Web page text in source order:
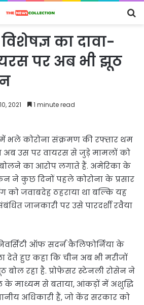
का दावा-
पर अब भी झूठ
2021 1 minute read
भले कोरोना संक्रमण की रफ्तार थम
अब उस पर वायरस से जुड़े मामलों को
का आरोप लगाते हैं. अमेरिका के
ने कुछ दिनों पहले कोरोना के प्रसार
जवाबदेह ठहराया था बल्कि यह
जानकारी पर उसे पारदर्शी रवैया
ऑफ सदर्न कैलिफोर्निया के
देते हुए कहा कि चीन अब भी मरीजों
रहा है. प्रोफेसर स्टेनली रोसेन ने
माध्यम से बताया, आंकड़ों में अशुद्धि
अधिकारी हैं, जो केंद्र सरकार को